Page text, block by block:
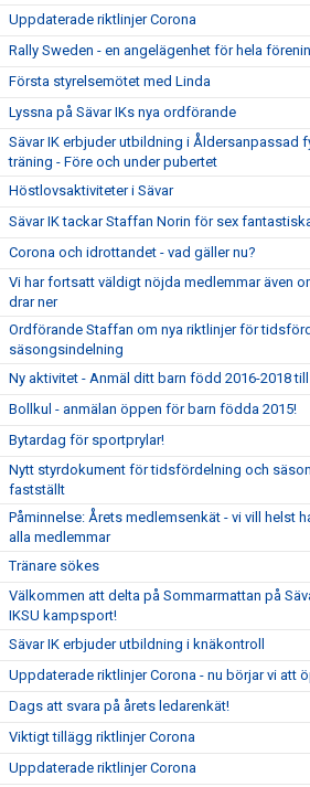
Uppdaterade riktlinjer Corona
Rally Sweden - en angelägenhet för hela
Första styrelsemötet med Linda
Lyssna på Sävar IKs nya ordförande
Sävar IK erbjuder utbildning i Åldersanpassad
träning - Före och under pubertet
Höstlovsaktiviteter i Sävar
Sävar IK tackar Staffan Norin för sex
Corona och idrottandet - vad gäller nu?
Vi har fortsatt väldigt nöjda medlemmar även
drar ner
Ordförande Staffan om nya riktlinjer för
säsongsindelning
Ny aktivitet - Anmäl ditt barn född 2016-2018
Bollkul - anmälan öppen för barn födda 2015!
Bytardag för sportprylar!
Nytt styrdokument för tidsfördelning och
fastställt
Påminnelse: Årets medlemsenkät - vi vill helst
alla medlemmar
Tränare sökes
Välkommen att delta på Sommarmattan på
IKSU kampsport!
Sävar IK erbjuder utbildning i knäkontroll
Uppdaterade riktlinjer Corona - nu börjar vi att
Dags att svara på årets ledarenkät!
Viktigt tillägg riktlinjer Corona
Uppdaterade riktlinjer Corona